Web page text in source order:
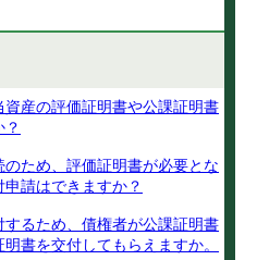
産の評価証明書や公課証明書
ため、評価証明書が必要とな
請はできますか？
るため、債権者が公課証明書
書を交付してもらえますか。